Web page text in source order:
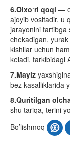
6.Olxo‘ri qoqi —
ajoyib vositadir, u
jarayonini tartibga
chekadigan, yurak
kishilar uchun
keladi, tarkibidagi
7.Mayiz
bez kasalliklarida
8.Quritilgan
shu tariqa, terini
Bo’lishmoq